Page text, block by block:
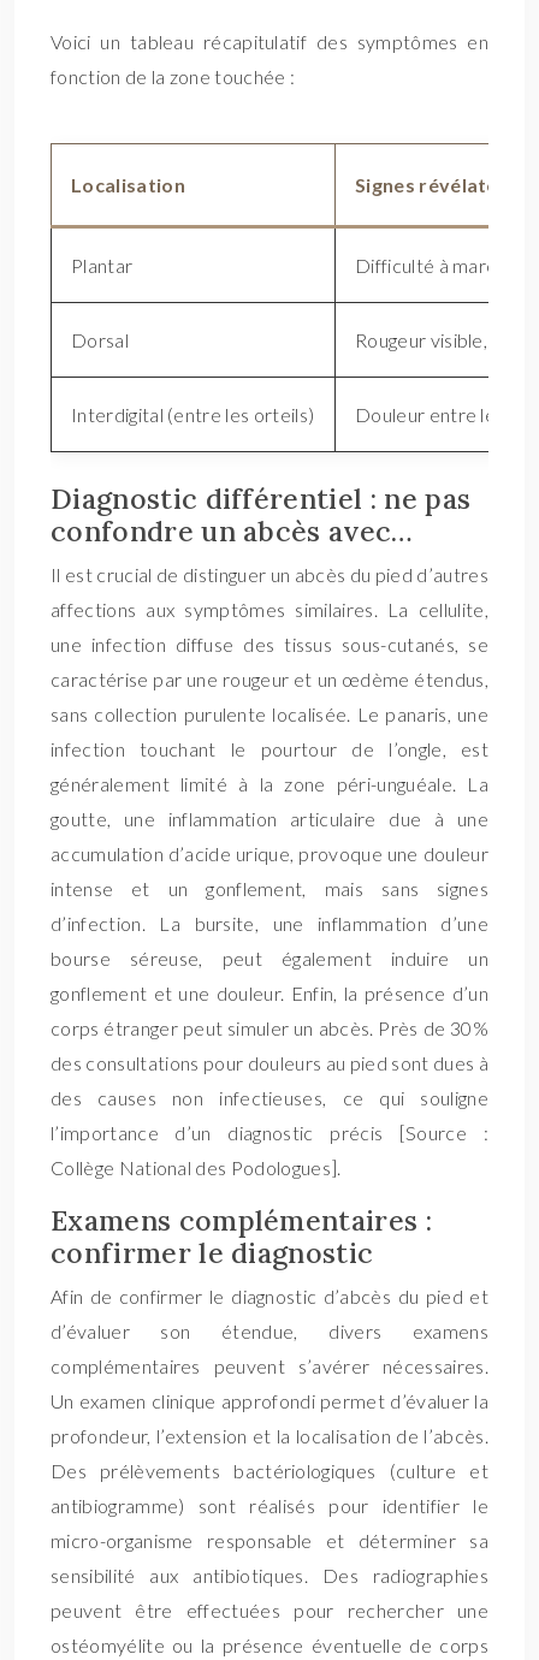
Voici un tableau récapitulatif des symptômes en
fonction de la zone touchée :
Localisation Signes révélateurs
Plantar Difficulté à marcher,
Dorsal Rougeur visible,
Interdigital (entre les orteils) Douleur entre les
Diagnostic différentiel : ne pas
confondre un abcès avec…
Il est crucial de distinguer un abcès du pied d’autres
affections aux symptômes similaires. La cellulite,
une infection diffuse des tissus sous-cutanés, se
caractérise par une rougeur et un œdème étendus,
sans collection purulente localisée. Le panaris, une
infection touchant le pourtour de l’ongle, est
généralement limité à la zone péri-unguéale. La
goutte, une inflammation articulaire due à une
accumulation d’acide urique, provoque une douleur
intense et un gonflement, mais sans signes
d’infection. La bursite, une inflammation d’une
bourse séreuse, peut également induire un
gonflement et une douleur. Enfin, la présence d’un
corps étranger peut simuler un abcès. Près de 30%
des consultations pour douleurs au pied sont dues à
des causes non infectieuses, ce qui souligne
l’importance d’un diagnostic précis [Source :
Collège National des Podologues].
Examens complémentaires :
confirmer le diagnostic
Afin de confirmer le diagnostic d’abcès du pied et
d’évaluer son étendue, divers examens
complémentaires peuvent s’avérer nécessaires.
Un examen clinique approfondi permet d’évaluer la
profondeur, l’extension et la localisation de l’abcès.
Des prélèvements bactériologiques (culture et
antibiogramme) sont réalisés pour identifier le
micro-organisme responsable et déterminer sa
sensibilité aux antibiotiques. Des radiographies
peuvent être effectuées pour rechercher une
ostéomyélite ou la présence éventuelle de corps